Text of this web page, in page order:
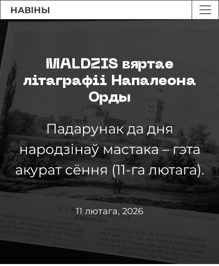
НАВІНЫ
MALDZIS вяртае
літаграфіі Напалеона
Орды
Падарунак да дня
народзінаў мастака – гэта
акурат сёння (11-га лютага).
11 лютага, 2026